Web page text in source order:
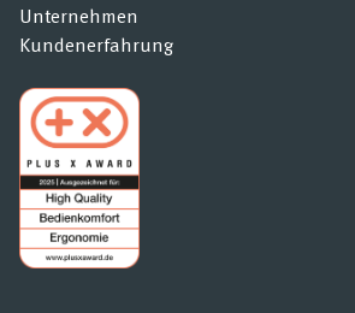
Unternehmen
Kundenerfahrung